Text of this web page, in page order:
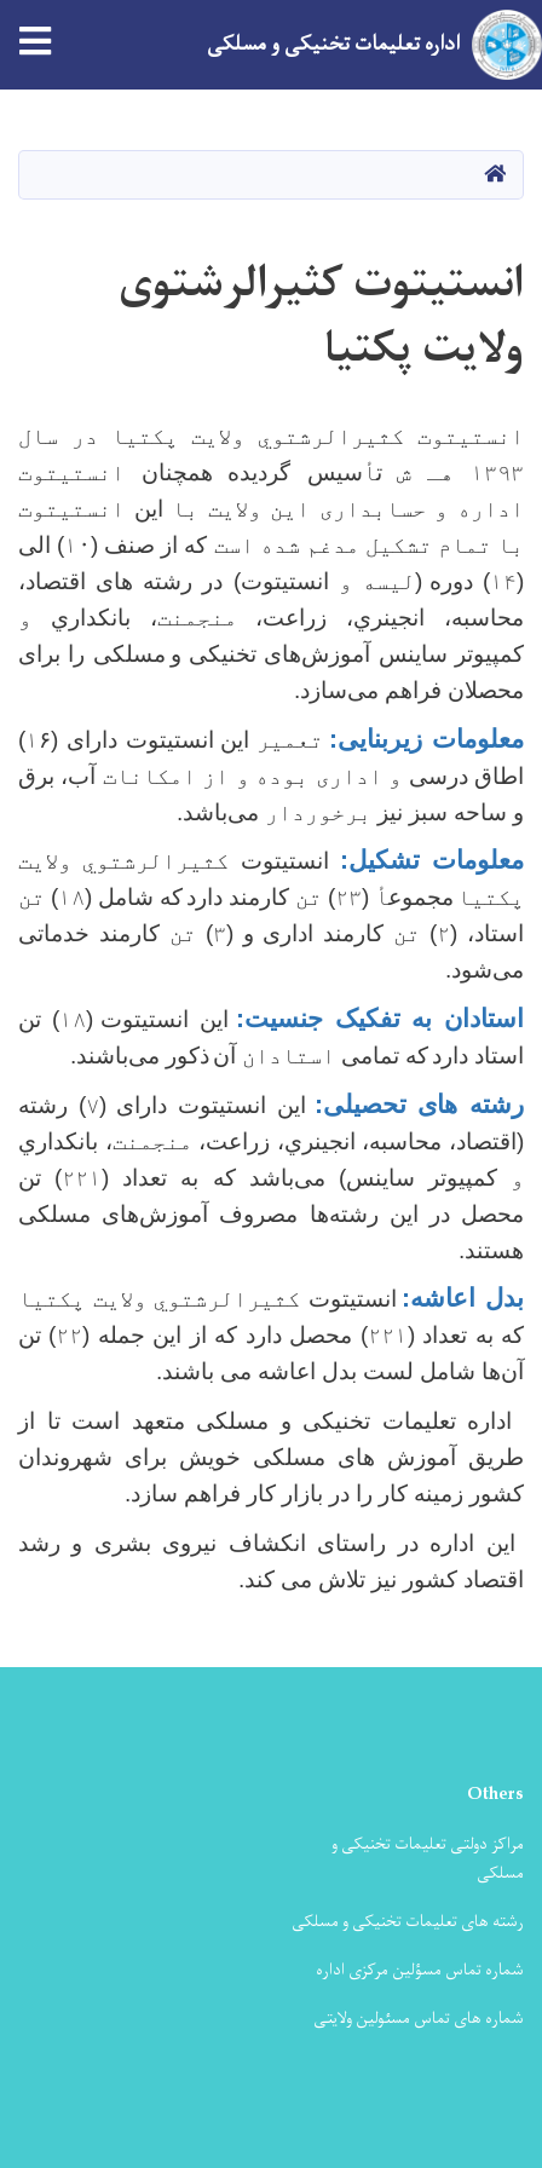
content
اداره تعلیمات تخنیکی و مسلکی
HOME
انستیتوت کثیرالرشتوی
ولایت پکتیا
انستیتوت کثیرالرشتوي ولایت پکتیا در سال
۱۳۹۳ هـ ش
تأ سیس گردیده همچنان
انستیتوت
اداره و حسابداری این ولایت با
این
انستیتوت
با تمام تشکیل مدغم شده است که از صنف (۱۰)
الی
(۱۴)
دوره (لیسه و
انستیتوت) در رشته های اقتصاد،
محاسبه، انجینري، زراعت،
منجمنت، بانکداري
و
کمپیوتر ساینس آموزش‌های تخنیکی و مسلکی را برای
محصلان فراهم‌ می‌سازد.
معلومات زیربنایی: تعمیر این انستیتوت دارای ( ۱۶)
اطاق درسی و اداری بوده و از امکانات آب، برق
و ساحه سبز نیز
برخوردار می‌باشد.
معلومات تشکیل: انستیتوت کثیرالرشتوي ولایت
پکتیا مجموعأ (۲۳) تن کارمند داردکه شامل (۱۸) تن
استاد، (۲) تن کارمند اداری و (۳) تن کارمند خدماتی
می‌شود.
استادان به تفکیک جنسیت: این انستیتوت (۱۸) تن
استاد داردکه تمامی استادان آنذکور می‌باشند.
رشته های تحصیلی: این انستیتوت دارای (۷) رشته
(اقتصاد، محاسبه، انجینري، زراعت، منجمنت، بانکداري
و
کمپیوتر ساینس) می‌باشد که به تعداد (۲۲۱) تن
محصل در این رشته‌ها مصروف آموزش‌های مسلکی
هستند.
بدل اعاشه: انستیتوت کثیرالرشتوي ولایت پکتیا
که به تعداد ( ۲۲۱) محصل دارد که از این جمله (۲۲) تن
آن‌ها شامل لست بدل اعاشه می باشند.
اداره تعلیمات تخنیکی و مسلکی متعهد است تا از
طریق آموزش های مسلکی خویش برای شهروندان
کشور زمینه کار را در بازار کار فراهم سازد.
این اداره در راستای انکشاف نیروی بشری و رشد
اقتصاد کشور نیز تلاش می کند.
Others
مراکز دولتی تعلیمات تخنیکی و
مسلکی
رشته های تعلیمات تخنیکی و مسلکی
شماره تماس مسؤلین مرکزی اداره
شماره های تماس مسئولین ولایتی